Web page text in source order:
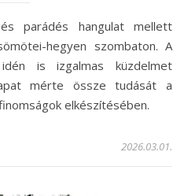
hegyen szombaton. A
idén is izgalmas küzdelmet
mérte össze tudását a
elkészítésében.
2026.03.01.